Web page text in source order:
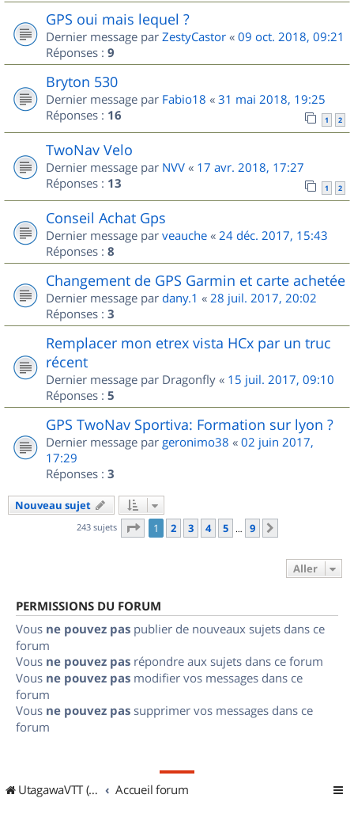
GPS oui mais lequel ?
Dernier message par ZestyCastor « 09 oct. 2018, 09:21
Réponses : 9
Bryton 530
Dernier message par Fabio18 « 31 mai 2018, 19:25
Réponses : 16 1 2
TwoNav Velo
Dernier message par NVV « 17 avr. 2018, 17:27
Réponses : 13 1 2
Conseil Achat Gps
Dernier message par veauche « 24 déc. 2017, 15:43
Réponses : 8
Changement de GPS Garmin et carte achetée
Dernier message par dany.1 « 28 juil. 2017, 20:02
Réponses : 3
Remplacer mon etrex vista HCx par un truc
récent
Dernier message par Dragonfly « 15 juil. 2017, 09:10
Réponses : 5
GPS TwoNav Sportiva: Formation sur lyon ?
Dernier message par geronimo38 « 02 juin 2017,
17:29
Réponses : 3
Nouveau sujet
243 sujets Page 1sur
1 2 3 4 5 … 9
Aller
PERMISSIONS DU FORUM
Vous ne pouvez pas publier de nouveaux sujets dans ce
forum
Vous ne pouvez pas répondre aux sujets dans ce forum
Vous ne pouvez pas modifier vos messages dans ce
forum
Vous ne pouvez pas supprimer vos messages dans ce
forum
UtagawaVTT (Randos VTT et VTTAE avec traces GPS) Accueil forum